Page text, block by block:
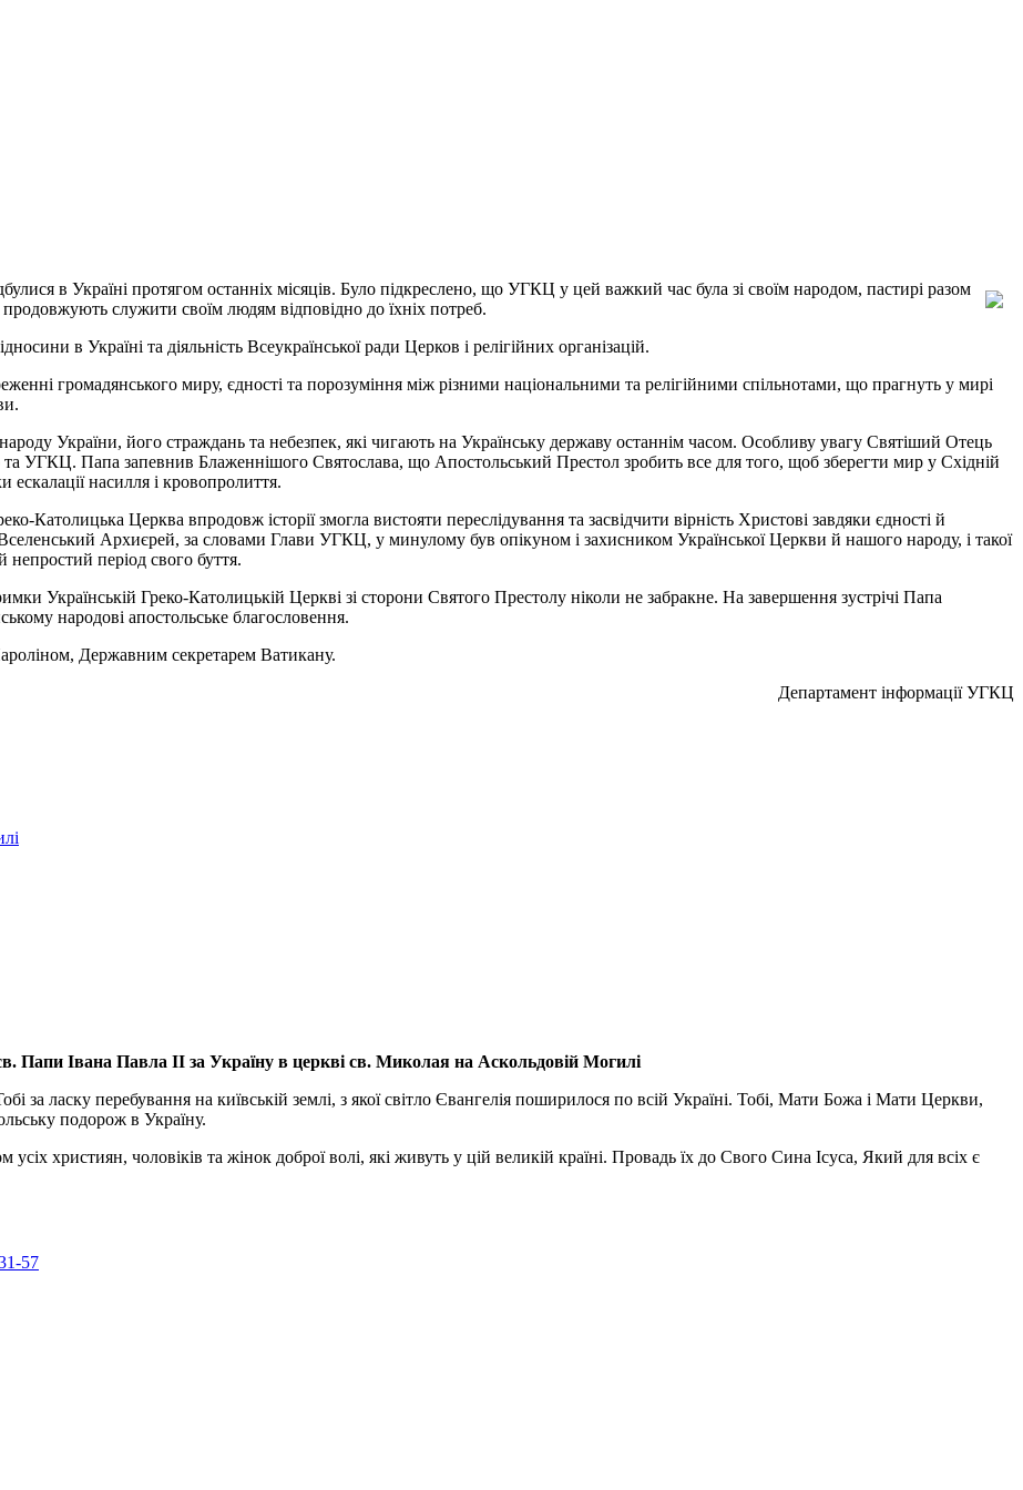
в Україні протягом останніх місяців. Було підкреслено, що УГКЦ у цей важкий час була зі своїм народом, пастирі разом
служити своїм людям відповідно до їхніх потреб.
в Україні та діяльність Всеукраїнської ради Церков і релігійних організацій.
громадянського миру, єдності та порозуміння між різними національними та релігійними спільнотами, що прагнуть у мирі
України, його страждань та небезпек, які чигають на Українську державу останнім часом. Особливу увагу Святіший Отець
та УГКЦ. Папа запевнив Блаженнішого Святослава, що Апостольський Престол зробить все для того, щоб зберегти мир у Східній
насилля і кровопролиття.
Католицька Церква впродовж історії змогла вистояти переслідування та засвідчити вірність Христові завдяки єдності й
Архиєрей, за словами Глави УГКЦ, у минулому був опікуном і захисником Української Церкви й нашого народу, і такої
період свого буття.
Українській Греко-Католицькій Церкві зі сторони Святого Престолу ніколи не забракне. На завершення зустрічі Папа
народові апостольське благословення.
Державним секретарем Ватикану.
Департамент інформації УГКЦ
Папи Івана Павла ІІ за Україну в церкві св. Миколая на Аскольдовій Могилі
за ласку перебування на київській землі, з якої світло Євангелія поширилося по всій Україні. Тобі, Мати Божа і Мати Церкви,
подорож в Україну.
християн, чоловіків та жінок доброї волі, які живуть у цій великій країні. Провадь їх до Свого Сина Ісуса, Який для всіх є
57